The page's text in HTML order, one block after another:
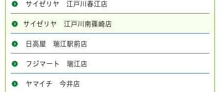
サイゼリヤ 江戸川春江店
サイゼリヤ 江戸川南篠崎店
日高屋 瑞江駅前店
フジマート 瑞江店
ヤマイチ 今井店